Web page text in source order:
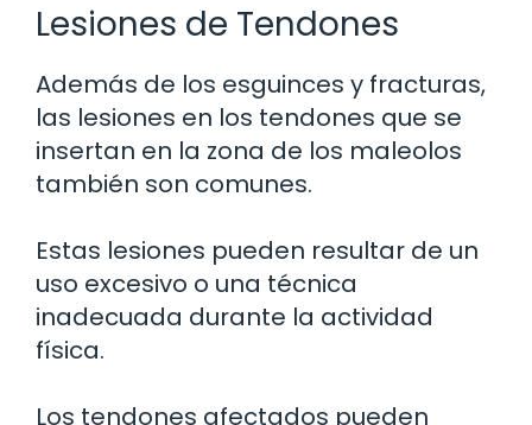
Lesiones de Tendones
Además de los esguinces y fracturas,
las lesiones en los tendones que se
insertan en la zona de los maleolos
también son comunes.
Estas lesiones pueden resultar de un
uso excesivo o una técnica
inadecuada durante la actividad
física.
Los tendones afectados pueden